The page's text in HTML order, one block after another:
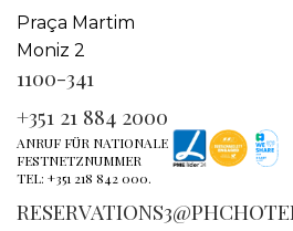
Praça Martim
Moniz 2
1100-341
+351 21 884 2000
ANRUF FÜR NATIONALE
FESTNETZNUMMER
TEL: +351 218 842 000.